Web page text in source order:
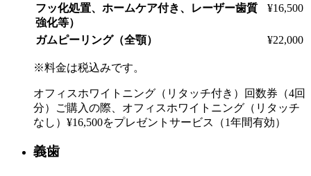
フッ化処置、ホームケア付き、レーザー歯質
強化等）
¥16,500
ガムピーリング（全顎） ¥22,000
※料金は税込みです。
オフィスホワイトニング（リタッチ付き）回数券（4回
分）ご購入の際、オフィスホワイトニング（リタッチ
なし）¥16,500をプレゼントサービス（1年間有効）
義歯